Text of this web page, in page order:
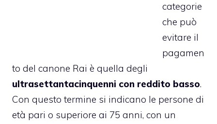
categorie
che può
evitare il
pagamen
to del canone Rai è quella degli
ultrasettantacinquenni con reddito basso.
Con questo termine si indicano le persone di
età pari o superiore ai 75 anni, con un